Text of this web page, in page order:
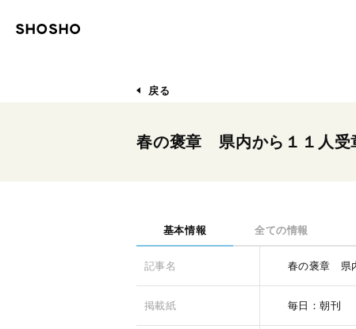
戻る
春の褒章 県内から１１人
基本情報 全ての情報
記事名 春の褒章 県
掲載紙 毎日：朝刊